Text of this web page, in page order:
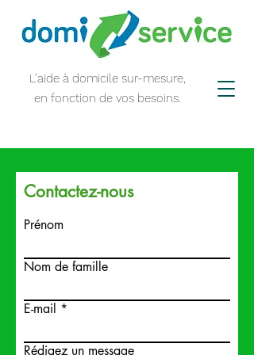
L’aide à domicile sur-mesure,
en fonction de vos besoins.
Contactez-nous
Prénom
Nom de famille
E-mail
Rédigez un message